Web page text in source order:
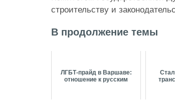
строительству и
В продолжение темы
ЛГБТ-прайд в Варшаве:
отношение к русским
Стал